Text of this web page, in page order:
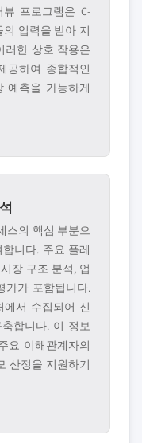
프로그램은 C-
입력을 받아 지
러한 상호 작용은
공하여 종합적인
예측을 가능하게
스의 핵심 부분으
니다. 주요 플레
장 구조 분석, 업
가가 포함됩니다.
서 수집되어 신
합니다. 이 정보
요 이해관계자의
산정을 지원하기